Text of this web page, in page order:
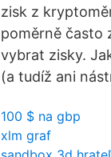
zisk z
poměrně často
vybrat zisky.
(a tudíž ani
100 $ na gbp
xlm graf